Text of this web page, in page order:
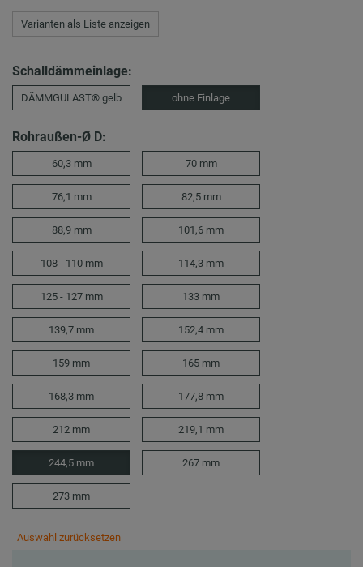
Varianten als Liste anzeigen
Schalldämmeinlage:
DÄMMGULAST® gelb ohne Einlage
Rohraußen-Ø D:
60,3 mm 70 mm
76,1 mm 82,5 mm
88,9 mm 101,6 mm
108 - 110 mm 114,3 mm
125 - 127 mm 133 mm
139,7 mm 152,4 mm
159 mm 165 mm
168,3 mm 177,8 mm
212 mm 219,1 mm
244,5 mm 267 mm
273 mm
Auswahl zurücksetzen